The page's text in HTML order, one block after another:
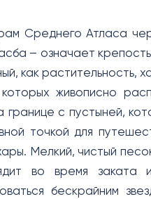
Среднего Атласа
– означает крепость
как растительность,
живописно
границе с пустыней,
точкой для
Мелкий, чистый
во время заката
бескрайним